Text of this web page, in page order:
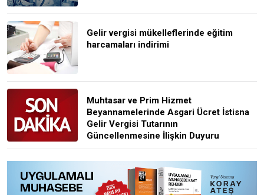
Gelir vergisi mükelleflerinde eğitim
harcamaları indirimi
Muhtasar ve Prim Hizmet
Beyannamelerinde Asgari Ücret İstisna
Gelir Vergisi Tutarının
Güncellenmesine İlişkin Duyuru